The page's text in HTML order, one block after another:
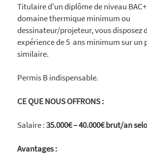
Titulaire d'un diplôme de niveau
domaine thermique minimum ou
dessinateur/projeteur, vous disposez
expérience de 5 ans minimum sur un
similaire.
Permis B indispensable.
CE QUE NOUS OFFRONS :
Salaire :35.000€ – 40.000€ brut/an
Avantages :